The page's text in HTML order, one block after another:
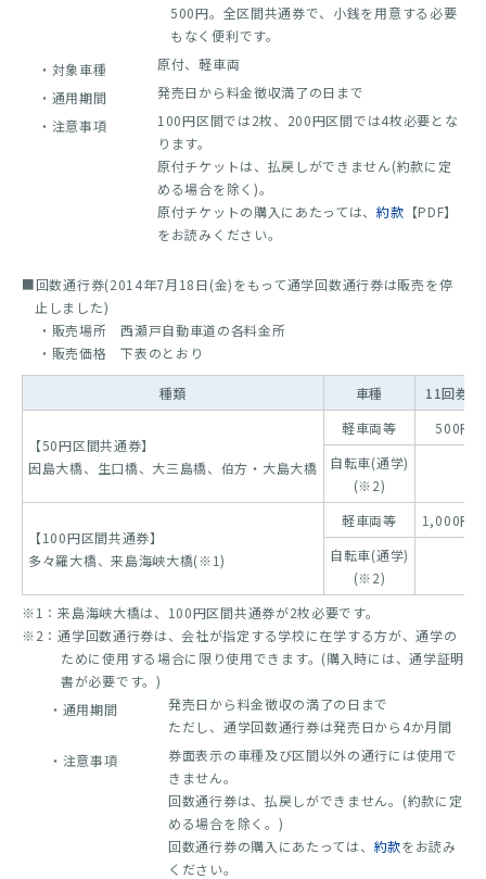
500円。全区間共通券で、小銭を用意する必要
もなく便利です。
・対象車種
原付、軽車両
・通用期間
発売日から料金徴収満了の日まで
・注意事項
100円区間では2枚、200円区間では4枚必要とな
ります。
原付チケットは、払戻しができません(約款に定
める場合を除く)。
原付チケットの購入にあたっては、約款 【PDF】
をお読みください。
■回数通行券(2014年7月18日(金)をもって通学回数通行券は販売を停
止しました)
・販売場所 西瀬戸自動車道の各料金所
・販売価格 下表のとおり
種類 車種 11回券
【50円区間共通券】
因島大橋、生口橋、大三島橋、伯方・大島大橋
軽車両等
500円
自転車(通学)
(※2)
【100円区間共通券】
多々羅大橋、来島海峡大橋(※1)
軽車両等
1,000円
自転車(通学)
(※2)
※1：来島海峡大橋は、100円区間共通券が2枚必要です。
※2：通学回数通行券は、会社が指定する学校に在学する方が、通学の
ために使用する場合に限り使用できます。(購入時には、通学証明
書が必要です。)
・通用期間
発売日から料金徴収の満了の日まで
ただし、通学回数通行券は発売日から4か月間
・注意事項
券面表示の車種及び区間以外の通行には使用で
きません。
回数通行券は、払戻しができません。(約款に定
める場合を除く。)
回数通行券の購入にあたっては、 約款をお読み
ください。